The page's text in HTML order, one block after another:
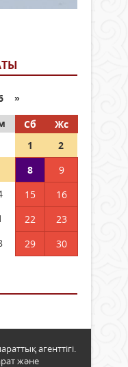
»
Сб
Жс
1
2
8
9
15
16
22
23
29
30
агенттігі.
және